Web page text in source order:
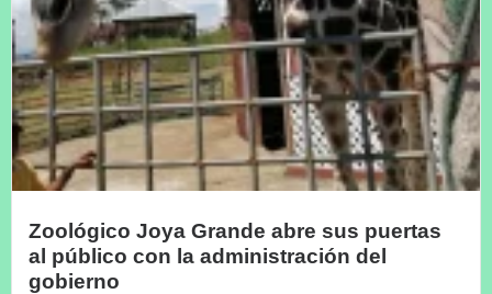
Zoológico Joya Grande abre sus puertas
al público con la administración del
gobierno